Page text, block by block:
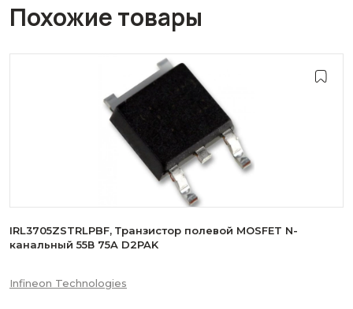
Похожие товары
IRL3705ZSTRLPBF, Транзистор полевой MOSFET N-
канальный 55В 75A D2PAK
Infineon Technologies